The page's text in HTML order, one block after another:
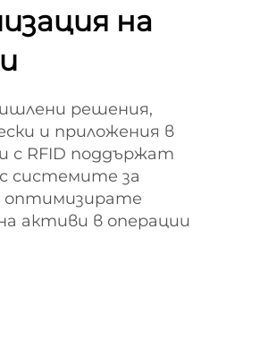
на
решения,
и приложения в
с RFID поддържат
системите за
оптимизирате
активи в операции